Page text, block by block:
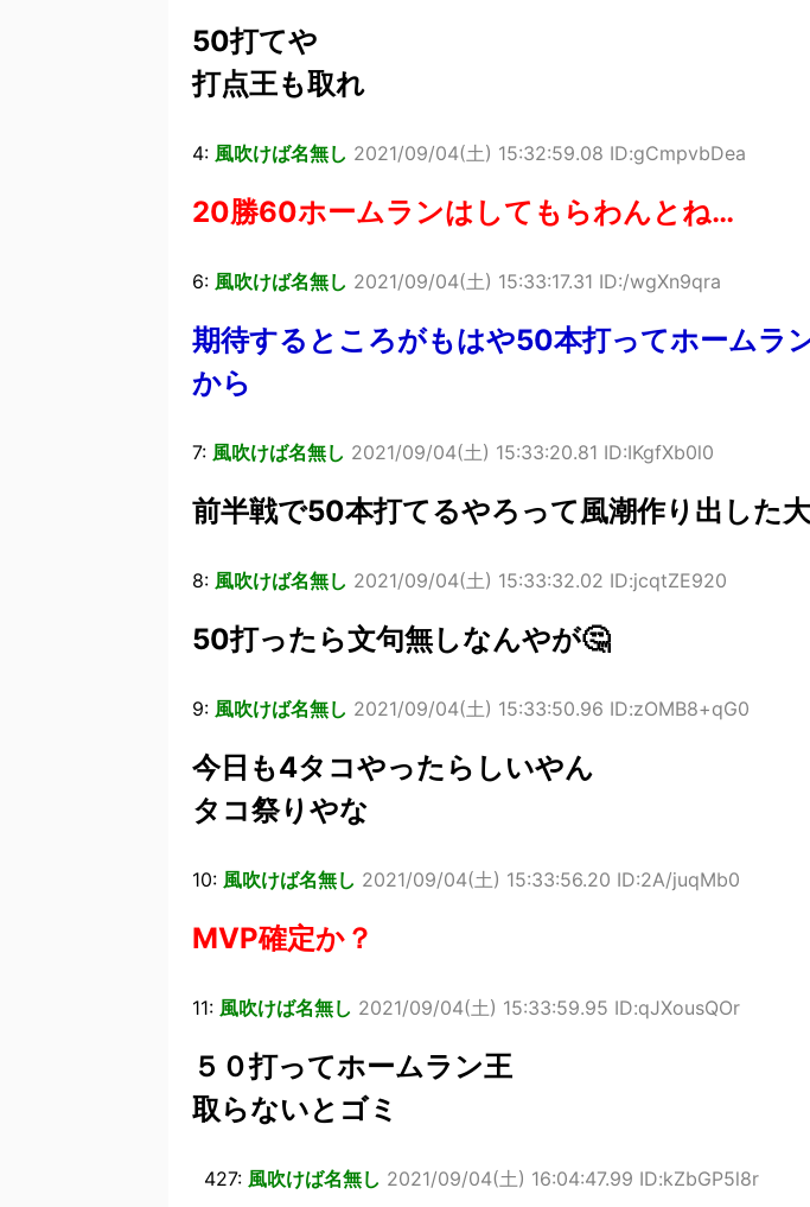
50打てや
打点王も取れ
4: 風吹けば名無し 2021/09/04(土) 15:32:59.08 ID:gCmpvbDea
20勝60ホームランはしてもらわんとね…
6: 風吹けば名無し 2021/09/04(土) 15:33:17.31 ID:/wgXn9qra
期待するところがもはや50本打ってホームラ
から
7: 風吹けば名無し 2021/09/04(土) 15:33:20.81 ID:IKgfXb0l0
前半戦で50本打てるやろって風潮作り出した
8: 風吹けば名無し 2021/09/04(土) 15:33:32.02 ID:jcqtZE920
50打ったら文句無しなんやが🤔
9: 風吹けば名無し 2021/09/04(土) 15:33:50.96 ID:zOMB8+qG0
今日も4タコやったらしいやん
タコ祭りやな
10: 風吹けば名無し 2021/09/04(土) 15:33:56.20 ID:2A/juqMb0
MVP確定か？
11: 風吹けば名無し 2021/09/04(土) 15:33:59.95 ID:qJXousQOr
５０打ってホームラン王
取らないとゴミ
427: 風吹けば名無し 2021/09/04(土) 16:04:47.99 ID:kZbGP5l8r